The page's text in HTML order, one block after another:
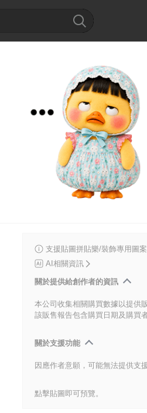
支援貼圖拼貼樂/裝飾專用圖案
AI相關資訊
關於提供給創作者的資訊
本公司收集相關購買數據以提供
該販售報告包含購買日期及購買
關於支援功能
因應作者意願，可能無法提供支援
點擊貼圖即可預覽。